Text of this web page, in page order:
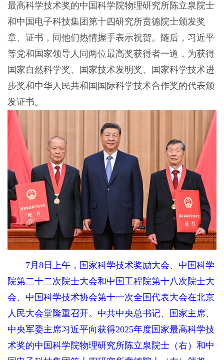
最高科学技术奖的中国科学院物理研究所陈立泉院士
和中国电子科技集团第十四研究所贲德院士颁发奖
章、证书，同他们热情握手表示祝贺。随后，习近平
等党和国家领导人同两位最高奖获得者一道，为获得
国家自然科学奖、国家技术发明奖、国家科学技术进
步奖和中华人民共和国国际科学技术合作奖的代表颁
发证书。
7月8日上午，国家科学技术奖励大会、中国科学
院第二十二次院士大会和中国工程院第十八次院士大
会、中国科学技术协会第十一次全国代表大会在北京
人民大会堂隆重召开。中共中央总书记、国家主席、
中央军委主席习近平向获得2025年度国家最高科学技
术奖的中国科学院物理研究所陈立泉院士（右）和中